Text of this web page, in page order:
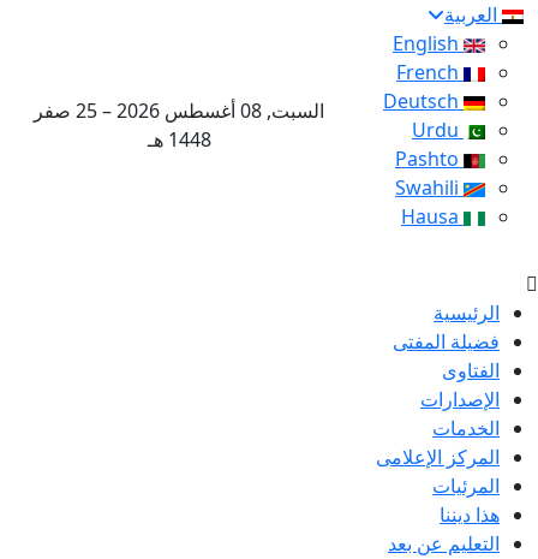
العربية
السبت, 08 أغسطس 2026 – 25 صفر
1448 هـ
الرئيسية
فضيلة المفتى
الفتاوى
الإصدارات
الخدمات
المركز الإعلامى
المرئيات
هذا ديننا
التعليم عن بعد